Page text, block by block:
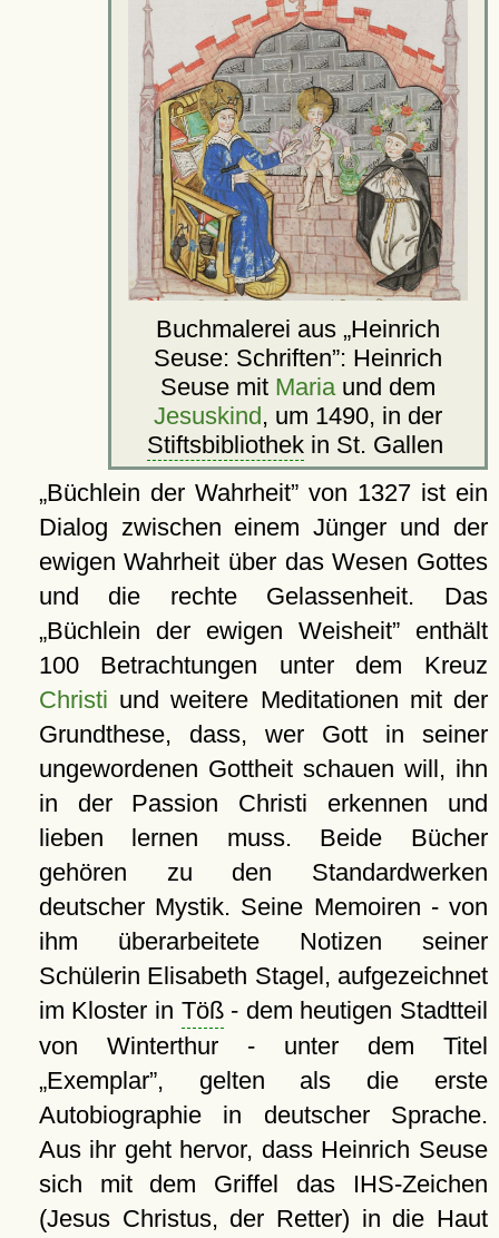
Buchmalerei aus Heinrich
Seuse: Schriften : Heinrich
Seuse mit Mariaund dem
Jesuskind, um 1490, in der
Stiftsbibliothekin St. Gallen
Büchlein der Wahrheit von 1327 ist ein
Dialog zwischen einem Jünger und der
ewigen Wahrheit über das Wesen Gottes
und die rechte Gelassenheit. Das
Büchlein der ewigen Weisheit enthält
100 Betrachtungen unter dem Kreuz
Christi und weitere Meditationen mit der
Grundthese, dass, wer Gott in seiner
ungewordenen Gottheit schauen will, ihn
in der Passion Christi erkennen und
lieben lernen muss. Beide Bücher
gehören zu den Standardwerken
deutscher Mystik. Seine Memoiren - von
ihm überarbeitete Notizen seiner
Schülerin Elisabeth Stagel, aufgezeichnet
im Kloster in Töß- dem heutigen Stadtteil
von Winterthur - unter dem Titel
Exemplar , gelten als die erste
Autobiographie in deutscher Sprache.
Aus ihr geht hervor, dass Heinrich Seuse
sich mit dem Griffel das IHS-Zeichen
(Jesus Christus, der Retter) in die Haut